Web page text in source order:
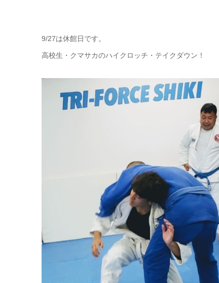
9/27は休館日です。
高校生・クマサカのハイクロッチ・テイクダウン！